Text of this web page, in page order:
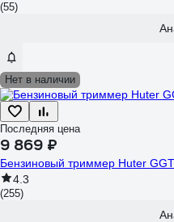
(55)
Нет в наличии
Последняя цена
9 869 ₽
Бензиновый триммер Huter
4.3
(255)